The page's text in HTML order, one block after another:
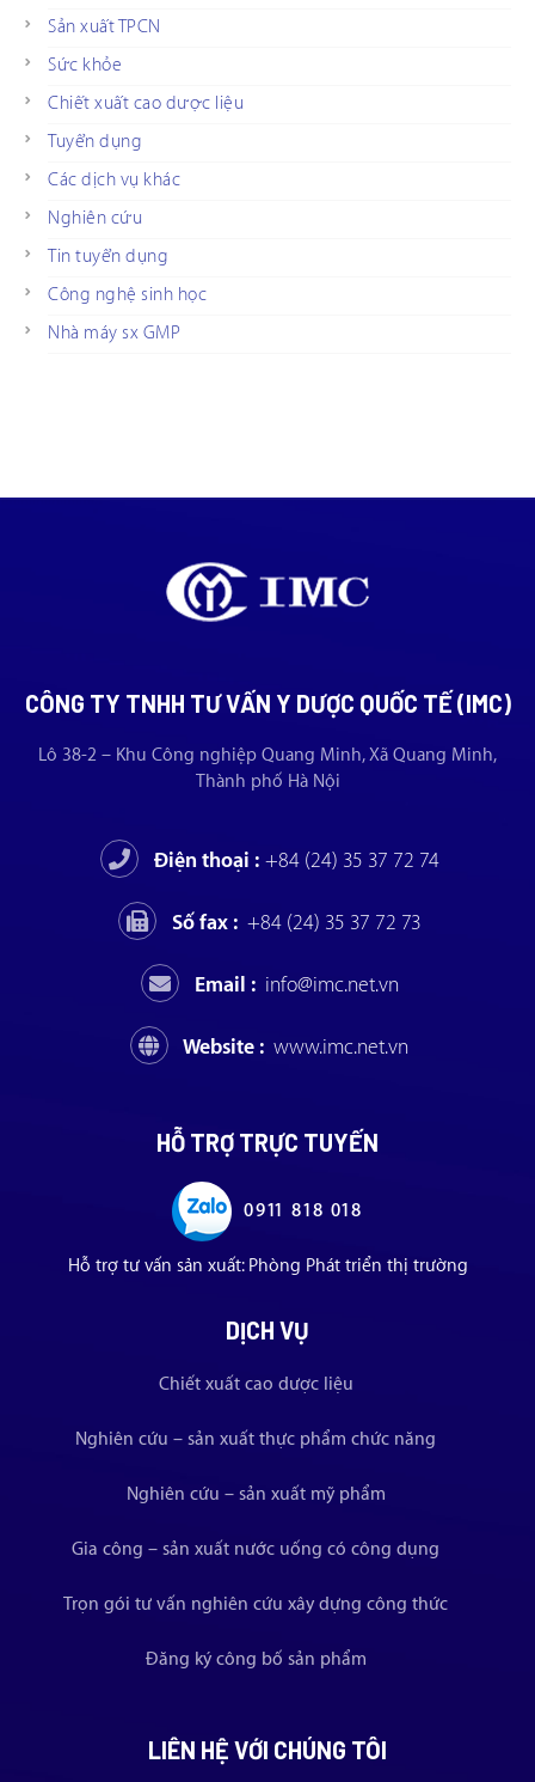
Sản xuất TPCN
Sức khỏe
Chiết xuất cao dược liệu
Tuyển dụng
Các dịch vụ khác
Nghiên cứu
Tin tuyển dụng
Công nghệ sinh học
Nhà máy sx GMP
CÔNG TY TNHH TƯ VẤN Y DƯỢC QUỐC TẾ (IMC)
Lô 38-2 – Khu Công nghiệp Quang Minh, Xã Quang Minh,
Thành phố Hà Nội
Điện thoại : +84 (24) 35 37 72 74
Số fax : +84 (24) 35 37 72 73
Email : info@imc.net.vn
Website : www.imc.net.vn
HỖ TRỢ TRỰC TUYẾN
0911 818 018
Hỗ trợ tư vấn sản xuất: Phòng Phát triển thị trường
DỊCH VỤ
Chiết xuất cao dược liệu
Nghiên cứu – sản xuất thực phẩm chức năng
Nghiên cứu – sản xuất mỹ phẩm
Gia công – sản xuất nước uống có công dụng
Trọn gói tư vấn nghiên cứu xây dựng công thức
Đăng ký công bố sản phẩm
LIÊN HỆ VỚI CHÚNG TÔI